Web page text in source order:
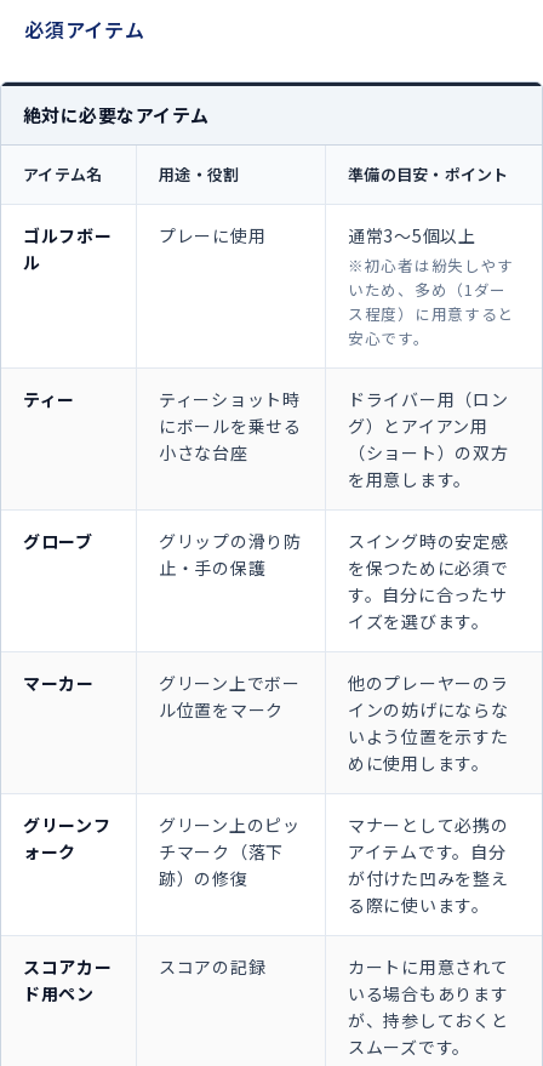
必須アイテム
絶対に必要なアイテム
アイテム名 用途・役割 準備の目安・ポイント
ゴルフボー
ル
プレーに使用 通常3～5個以上
※初心者は紛失しやす
いため、多め（1ダー
ス程度）に用意すると
安心です。
ティー
ティーショット時
にボールを乗せる
小さな台座
ドライバー用（ロン
グ）とアイアン用
（ショート）の双方
を用意します。
グローブ
グリップの滑り防
止・手の保護
スイング時の安定感
を保つために必須で
す。自分に合ったサ
イズを選びます。
マーカー
グリーン上でボー
ル位置をマーク
他のプレーヤーのラ
インの妨げにならな
いよう位置を示すた
めに使用します。
グリーンフ
ォーク
グリーン上のピッ
チマーク（落下
跡）の修復
マナーとして必携の
アイテムです。自分
が付けた凹みを整え
る際に使います。
スコアカー
ド用ペン
スコアの記録
カートに用意されて
いる場合もあります
が、持参しておくと
スムーズです。